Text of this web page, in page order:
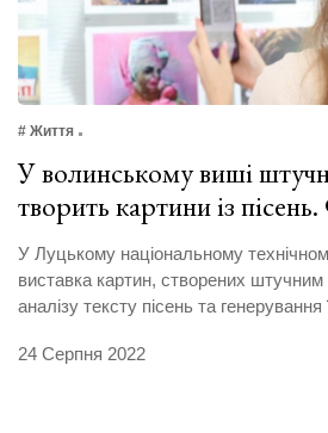
# Життя
У волинському виші
творить картини із
У Луцькому національному
виставка картин, створених
аналізу тексту пісень та
24 Серпня 2022